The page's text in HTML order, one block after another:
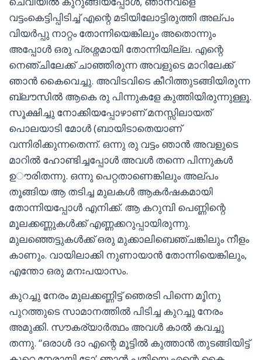
വട്ടംകെട്ടിപ്പിടിച്ച് എന്റെ മടിയിലോട്ടിരുത്തി അല്പം
വിയർപ്പു നാറ്റം തോന്നിയെങ്കിലും അതൊന്നും
അപ്പോൾ ഒരു പ്രശ്നമായി തോന്നിയില്ല. എന്റെ
നെഞ്ചിലേക്ക് ചാഞ്ഞിരുന്ന അവളുടെ മാറിലേക്ക്
ഞാൻ കൈവെച്ചു. അവിടവിടെ കീറിത്തുടങ്ങിയിരുന്ന
ബ്ലൗസിൽ ആകെ രു പിന്നുകളേ കുത്തിയിരുന്നുള്ളൂ.
സൂക്ഷിച്ചു നോക്കിയപ്പോഴാണ് മനസ്സിലായത്
പൊലയാടി മോൾ (ബായിടാതെയാണ്
വന്നിരിക്കുന്നതെന്ന്. ഒന്നു രു വട്ടം ഞാൻ അവളുടെ
മാറിൽ ഹോണ്ടിച്ചപ്പോൾ അവൾ തന്നെ പിന്നുകൾ
ഉൗരിതന്നു. ഒന്നു പെറ്റതാണെങ്കിലും അല്പം
തൂങ്ങിയ ആ തടിച്ച മുലകൾ ആകർഷകമായി
തോന്നിയപ്പോൾ എനിക്ക്. ആ കറുമ്പി പെണ്ണിന്റെ
മൂലക്കണ്ണുകൾക്ക് എണ്ണക്കറുപ്പായിരുന്നു.
മുലഞ്ഞെട്ടുകൾക്ക് ഒരു മുക്കാലിബെഞ്ചങ്കിലും നീളം
കാണും. വായിലാക്കി നുണായാൻ തോന്നിയെങ്കിലും,
എന്തോ ഒരു മനഃപയാസം.
കുറച്ചു നേരം മുലക്കണ്ണിട്ട് ഞെരടി പിന്നെ മൂിനു
പുറത്തുടെ സാമാനത്തിൽ പിടിച്ച കുറച്ചു നേരം
അമുക്കി. സൗകര്യാർത്ഥം അവൾ കാൽ കവച്ചു
തന്നു. “ഒരാൾ ദാ എന്റെ മൂട്ടിൽ കുത്താൻ തുടങ്ങിയിട്ട്